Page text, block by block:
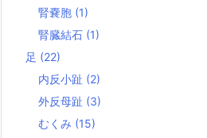
腎嚢胞 (1)
腎臓結石 (1)
足 (22)
内反小趾 (2)
外反母趾 (3)
むくみ (15)